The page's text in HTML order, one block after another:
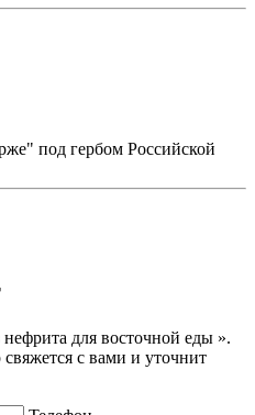
под гербом Российской
для восточной еды ».
с вами и уточнит